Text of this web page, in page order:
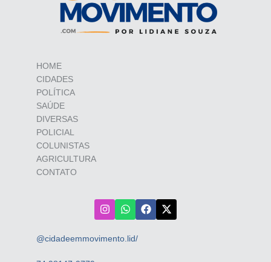
HOME
CIDADES
POLÍTICA
SAÚDE
DIVERSAS
POLICIAL
COLUNISTAS
AGRICULTURA
CONTATO
@cidadeemmovimento.lid/